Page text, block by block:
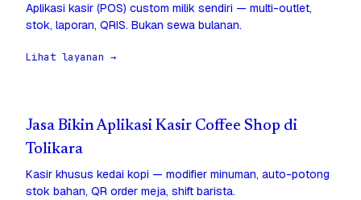
Aplikasi kasir (POS) custom milik sendiri — multi-outlet,
stok, laporan, QRIS. Bukan sewa bulanan.
Lihat layanan →
Jasa Bikin Aplikasi Kasir Coffee Shop di
Tolikara
Kasir khusus kedai kopi — modifier minuman, auto-potong
stok bahan, QR order meja, shift barista.